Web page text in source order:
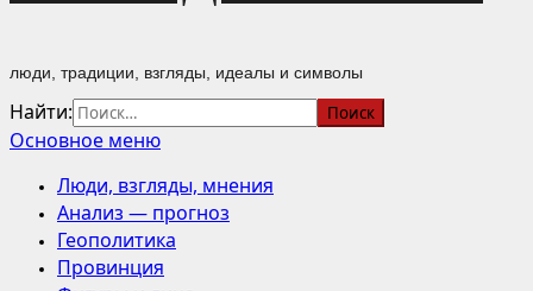
люди, традиции, взгляды, идеалы и символы
Найти:
Основное меню
Люди, взгляды, мнения
Анализ — прогноз
Геополитика
Провинция